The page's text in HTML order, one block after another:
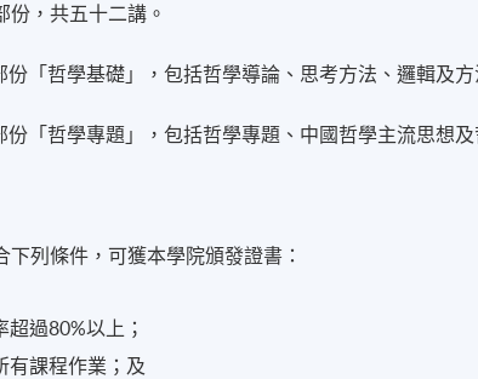
份，共五十二講。
哲學基礎」，包括哲學導論、思考方法、邏輯及方
哲學專題」，包括哲學專題、中國哲學主流思想及
下列條件，可獲本學院頒發證書：
超過80%以上；
有課程作業；及